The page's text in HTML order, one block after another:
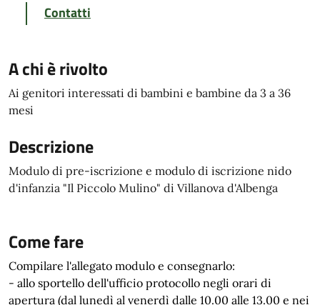
Contatti
A chi è rivolto
Ai genitori interessati di bambini e bambine da 3 a 36
mesi
Descrizione
Modulo di pre-iscrizione e modulo di iscrizione nido
d'infanzia "Il Piccolo Mulino" di Villanova d'Albenga
Come fare
Compilare l'allegato modulo e consegnarlo:
- allo sportello dell'ufficio protocollo negli orari di
apertura (dal lunedì al venerdì dalle 10.00 alle 13.00 e nei